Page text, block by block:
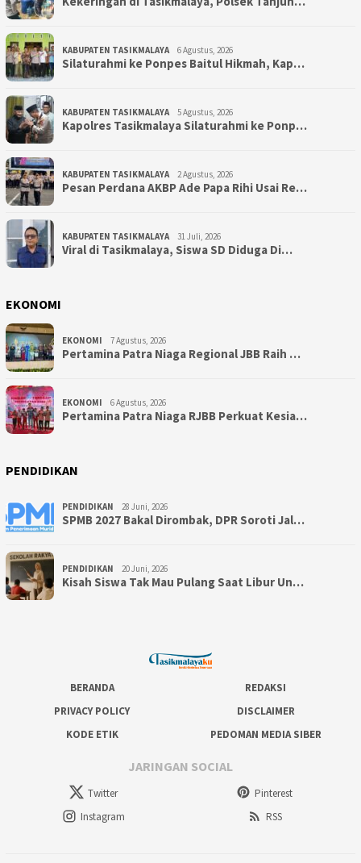
KABUPATEN TASIKMALAYA 6 Agustus, 2026
Silaturahmi ke Ponpes Baitul Hikmah, Kap…
KABUPATEN TASIKMALAYA 5 Agustus, 2026
Kapolres Tasikmalaya Silaturahmi ke Ponp…
KABUPATEN TASIKMALAYA 2 Agustus, 2026
Pesan Perdana AKBP Ade Papa Rihi Usai Re…
KABUPATEN TASIKMALAYA 31 Juli, 2026
Viral di Tasikmalaya, Siswa SD Diduga Di…
EKONOMI
EKONOMI 7 Agustus, 2026
Pertamina Patra Niaga Regional JBB Raih …
EKONOMI 6 Agustus, 2026
Pertamina Patra Niaga RJBB Perkuat Kesia…
PENDIDIKAN
PENDIDIKAN 28 Juni, 2026
SPMB 2027 Bakal Dirombak, DPR Soroti Jal…
PENDIDIKAN 20 Juni, 2026
Kisah Siswa Tak Mau Pulang Saat Libur Un…
BERANDA
REDAKSI
PRIVACY POLICY
DISCLAIMER
KODE ETIK
PEDOMAN MEDIA SIBER
JARINGAN SOCIAL
Twitter
Pinterest
Instagram
RSS